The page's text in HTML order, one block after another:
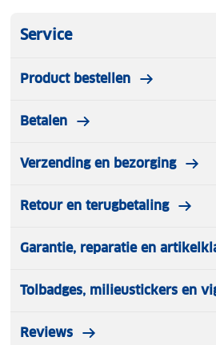
Service
Product bestellen
Betalen
Verzending en bezorging
Retour en terugbetaling
Garantie, reparatie en
Tolbadges, milieustickers en
Reviews